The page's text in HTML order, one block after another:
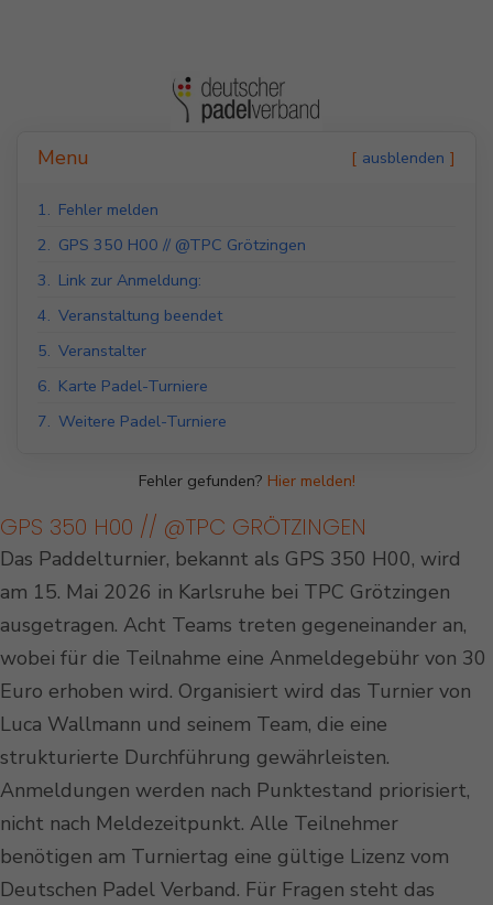
Menu ausblenden
1. Fehler melden
2. GPS 350 H00 // @TPC Grötzingen
3. Link zur Anmeldung:
4. Veranstaltung beendet
5. Veranstalter
6. Karte Padel-Turniere
7. Weitere Padel-Turniere
Fehler gefunden? Hier melden!
GPS 350 H00 // @TPC GRÖTZINGEN
Das Paddelturnier, bekannt als GPS 350 H00, wird
am 15. Mai 2026 in Karlsruhe bei TPC Grötzingen
ausgetragen. Acht Teams treten gegeneinander an,
wobei für die Teilnahme eine Anmeldegebühr von 30
Euro erhoben wird. Organisiert wird das Turnier von
Luca Wallmann und seinem Team, die eine
strukturierte Durchführung gewährleisten.
Anmeldungen werden nach Punktestand priorisiert,
nicht nach Meldezeitpunkt. Alle Teilnehmer
benötigen am Turniertag eine gültige Lizenz vom
Deutschen Padel Verband. Für Fragen steht das